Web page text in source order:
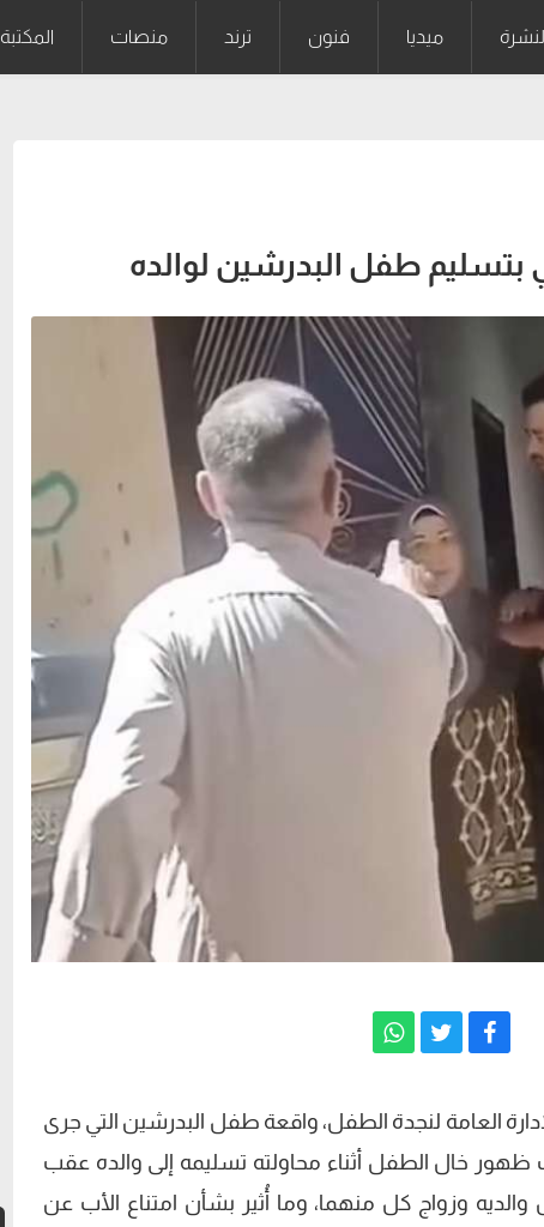
ميديا فنون ترند منصات المكتبة
بتسليم طفل البدرشين لوالده
العامة لنجدة الطفل، واقعة طفل البدرشين التي جرى
ظهور خال الطفل أثناء محاولته تسليمه إلى والده عقب
والديه وزواج كل منهما، وما أُثير بشأن امتناع الأب عن